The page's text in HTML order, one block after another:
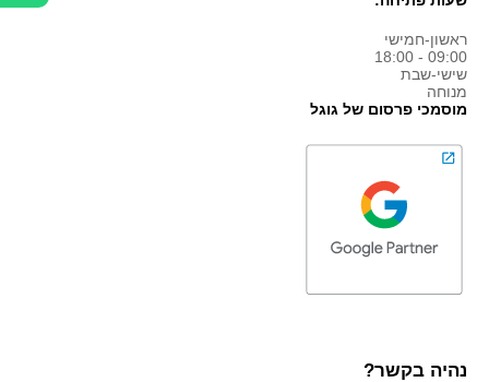
ראשון-חמישי
09:00 - 18:00
שישי-שבת
מנוחה
מוסמכי פרסום של גוגל
נהיה בקשר?